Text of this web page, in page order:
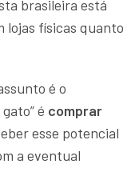
brasileira está
lojas físicas quanto
é o
é comprar
esse potencial
a eventual